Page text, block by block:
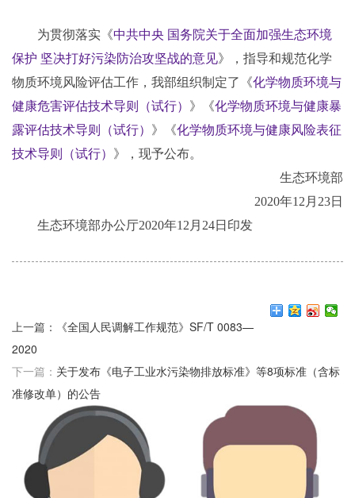
为贯彻落实《中共中央 国务院关于全面加强生态环境
保护 坚决打好污染防治攻坚战的意见》，指导和规范化学
物质环境风险评估工作，我部组织制定了《化学物质环境与
健康危害评估技术导则（试行） 》《化学物质环境与健康暴
露评估技术导则（试行） 》《化学物质环境与健康风险表征
技术导则（试行） 》，现予公布。
生态环境部
2020年12月23日
生态环境部办公厅2020年12月24日印发
上一篇：
《全国人民调解工作规范》SF/T 0083—
2020
下一篇： 关于发布《电子工业水污染物排放标准》等8项标准（含标
准修改单）的公告